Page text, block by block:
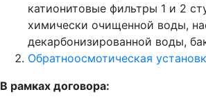
катионитовые фильтры 1 и 2
химически очищенной воды,
декарбонизированной воды,
Обратноосмотическая
В рамках договора: